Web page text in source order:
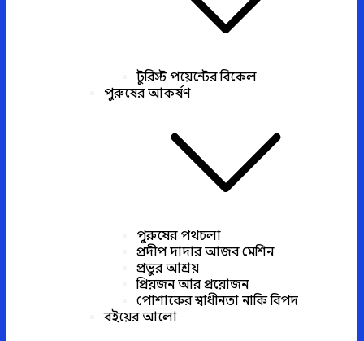
টুরিস্ট পয়েন্টের বিকেল
পুরুষের আকর্ষণ
পুরুষের পথচলা
প্রদীপ দাদার আজব মেশিন
প্রভুর আশ্রয়
প্রিয়জন আর প্রয়োজন
পোশাকের স্বাধীনতা নাকি বিপদ
বইয়ের আলো